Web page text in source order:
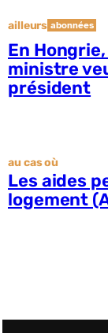
ailleurs abonnées
En
ministre
président
au cas où
Les aides
logement